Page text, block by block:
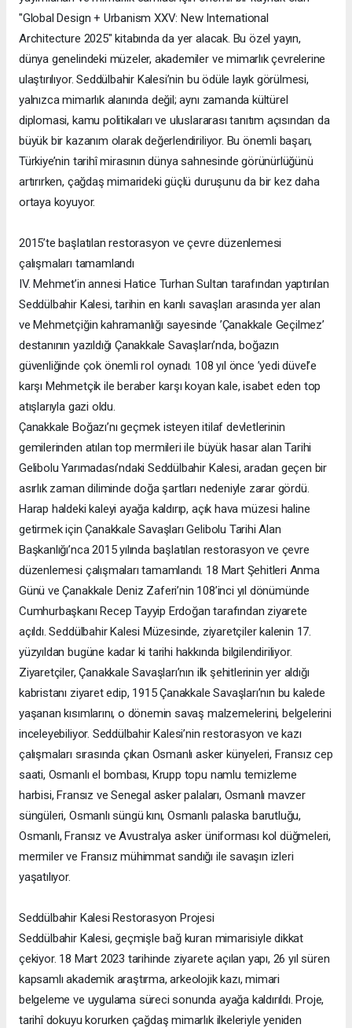
"Global Design + Urbanism XXV: New International
Architecture 2025" kitabında da yer alacak. Bu özel yayın,
dünya genelindeki müzeler, akademiler ve mimarlık çevrelerine
ulaştırılıyor. Seddülbahir Kalesi’nin bu ödüle layık görülmesi,
yalnızca mimarlık alanında değil; aynı zamanda kültürel
diplomasi, kamu politikaları ve uluslararası tanıtım açısından da
büyük bir kazanım olarak değerlendiriliyor. Bu önemli başarı,
Türkiye’nin tarihî mirasının dünya sahnesinde görünürlüğünü
artırırken, çağdaş mimarideki güçlü duruşunu da bir kez daha
ortaya koyuyor.
2015’te başlatılan restorasyon ve çevre düzenlemesi
çalışmaları tamamlandı
IV. Mehmet’in annesi Hatice Turhan Sultan tarafından yaptırılan
Seddülbahir Kalesi, tarihin en kanlı savaşları arasında yer alan
ve Mehmetçiğin kahramanlığı sayesinde ’Çanakkale Geçilmez’
destanının yazıldığı Çanakkale Savaşları’nda, boğazın
güvenliğinde çok önemli rol oynadı. 108 yıl önce ’yedi düvel’e
karşı Mehmetçik ile beraber karşı koyan kale, isabet eden top
atışlarıyla gazi oldu.
Çanakkale Boğazı’nı geçmek isteyen itilaf devletlerinin
gemilerinden atılan top mermileri ile büyük hasar alan Tarihi
Gelibolu Yarımadası’ndaki Seddülbahir Kalesi, aradan geçen bir
asırlık zaman diliminde doğa şartları nedeniyle zarar gördü.
Harap haldeki kaleyi ayağa kaldırıp, açık hava müzesi haline
getirmek için Çanakkale Savaşları Gelibolu Tarihi Alan
Başkanlığı’nca 2015 yılında başlatılan restorasyon ve çevre
düzenlemesi çalışmaları tamamlandı. 18 Mart Şehitleri Anma
Günü ve Çanakkale Deniz Zaferi’nin 108’inci yıl dönümünde
Cumhurbaşkanı Recep Tayyip Erdoğan tarafından ziyarete
açıldı. Seddülbahir Kalesi Müzesinde, ziyaretçiler kalenin 17.
yüzyıldan bugüne kadar ki tarihi hakkında bilgilendiriliyor.
Ziyaretçiler, Çanakkale Savaşları’nın ilk şehitlerinin yer aldığı
kabristanı ziyaret edip, 1915 Çanakkale Savaşları’nın bu kalede
yaşanan kısımlarını, o dönemin savaş malzemelerini, belgelerini
inceleyebiliyor. Seddülbahir Kalesi’nin restorasyon ve kazı
çalışmaları sırasında çıkan Osmanlı asker künyeleri, Fransız cep
saati, Osmanlı el bombası, Krupp topu namlu temizleme
harbisi, Fransız ve Senegal asker palaları, Osmanlı mavzer
süngüleri, Osmanlı süngü kını, Osmanlı palaska barutluğu,
Osmanlı, Fransız ve Avustralya asker üniforması kol düğmeleri,
mermiler ve Fransız mühimmat sandığı ile savaşın izleri
yaşatılıyor.
Seddülbahir Kalesi Restorasyon Projesi
Seddülbahir Kalesi, geçmişle bağ kuran mimarisiyle dikkat
çekiyor. 18 Mart 2023 tarihinde ziyarete açılan yapı, 26 yıl süren
kapsamlı akademik araştırma, arkeolojik kazı, mimari
belgeleme ve uygulama süreci sonunda ayağa kaldırıldı. Proje,
tarihî dokuyu korurken çağdaş mimarlık ilkeleriyle yeniden